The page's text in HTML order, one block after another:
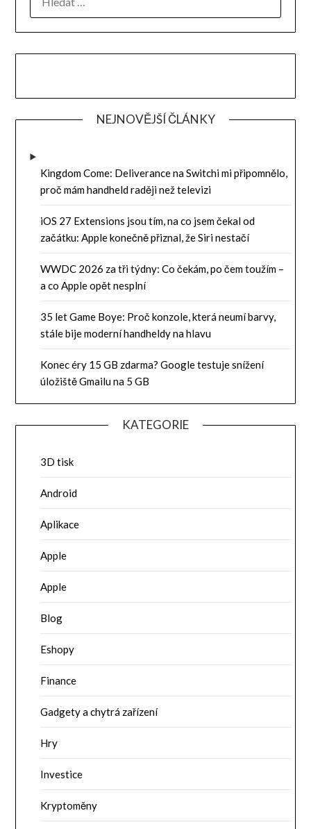
NEJNOVĚJŠÍ ČLÁNKY
Kingdom Come: Deliverance na Switchi mi připomnělo,
proč mám handheld raději než televizi
iOS 27 Extensions jsou tím, na co jsem čekal od
začátku: Apple konečně přiznal, že Siri nestačí
WWDC 2026 za tři týdny: Co čekám, po čem toužím –
a co Apple opět nesplní
35 let Game Boye: Proč konzole, která neumí barvy,
stále bije moderní handheldy na hlavu
Konec éry 15 GB zdarma? Google testuje snížení
úložiště Gmailu na 5 GB
KATEGORIE
3D tisk
Android
Aplikace
Apple
Apple
Blog
Eshopy
Finance
Gadgety a chytrá zařízení
Hry
Investice
Kryptoměny